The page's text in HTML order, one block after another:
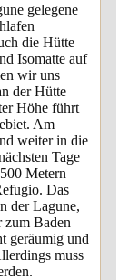
gelegene
die Hütte
Isomatte auf
wir uns
der Hütte
Höhe führt
Am
weiter in die
Tage
Metern
Das
der Lagune,
zum Baden
geräumig und
muss